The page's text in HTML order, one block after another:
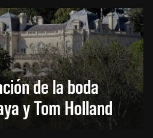
de la boda
y Tom Holland